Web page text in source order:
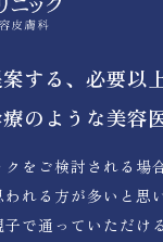
する、必要以
のような美容
をご検討される場
れる方が多いと思
で通っていただけ